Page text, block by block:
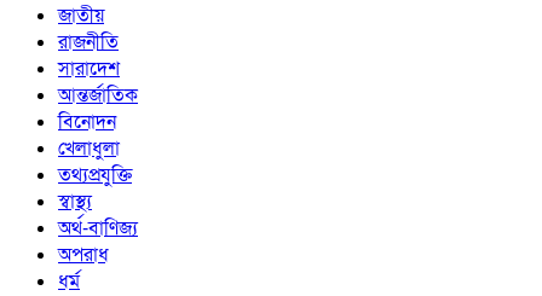
জাতীয়
রাজনীতি
সারাদেশ
আন্তর্জাতিক
বিনোদন
খেলাধুলা
তথ্যপ্রযুক্তি
স্বাস্থ্য
অর্থ-বাণিজ্য
অপরাধ
ধর্ম